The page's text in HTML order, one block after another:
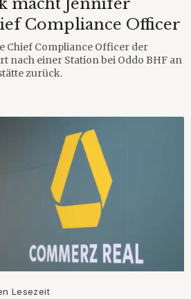
macht Jennifer
Compliance Officer
Chief Compliance Officer der
nach einer Station bei Oddo BHF an
zurück.
Lesezeit